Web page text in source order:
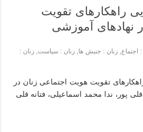
راهکارهای تقویت
نهادهای آموزشی
: اجتماع ,زنان : جنبش ها ,زنان : سیاست ,زنان :
تقویت هویت اجتماعی زنان در
پور، ندا محمد اسماعیلی، فتانه قلی